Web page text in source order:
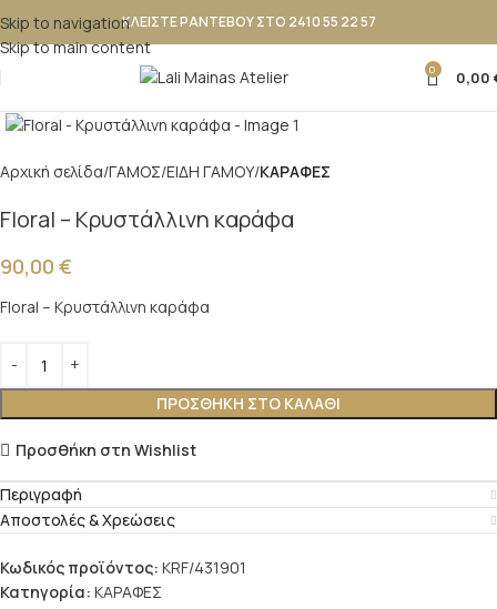
Skip to navigation
Skip to main content
ΚΛΕΙΣΤΕ ΡΑΝΤΕΒΟΥ ΣΤΟ 2410 55 22 57
0 0,00
Αρχική σελίδα ΓΑΜΟΣ ΕΙΔΗ ΓΑΜΟΥ ΚΑΡΑΦΕΣ
Floral – Κρυστάλλινη καράφα
90,00 €
Floral – Κρυστάλλινη καράφα
ΠΡΟΣΘΉΚΗ ΣΤΟ ΚΑΛΆΘΙ
Προσθήκη στη Wishlist
Περιγραφή
Αποστολές & Χρεώσεις
Κωδικός προϊόντος: KRF/431901
Κατηγορία: ΚΑΡΑΦΕΣ